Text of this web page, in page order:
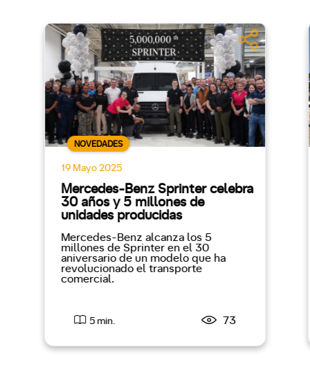
NOVEDADES
19 Mayo 2025
Mercedes-Benz Sprinter celebra
30 años y 5 millones de
unidades producidas
Mercedes-Benz alcanza los 5
millones de Sprinter en el 30
aniversario de un modelo que ha
revolucionado el transporte
comercial.
5 min. 73